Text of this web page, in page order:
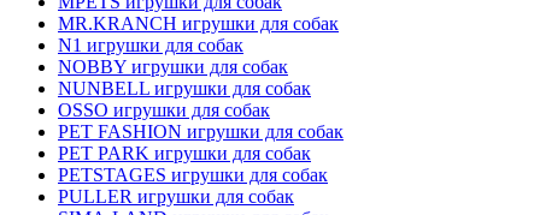
MR.KRANCH игрушки для собак
N1 игрушки для собак
NOBBY игрушки для собак
NUNBELL игрушки для собак
OSSO игрушки для собак
PET FASHION игрушки для собак
PET PARK игрушки для собак
PETSTAGES игрушки для собак
PULLER игрушки для собак